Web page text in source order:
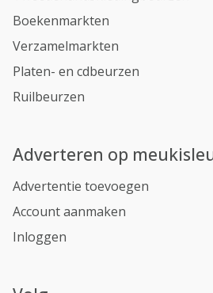
Boekenmarkten
Verzamelmarkten
Platen- en cdbeurzen
Ruilbeurzen
Adverteren op
Advertentie toevoegen
Account aanmaken
Inloggen